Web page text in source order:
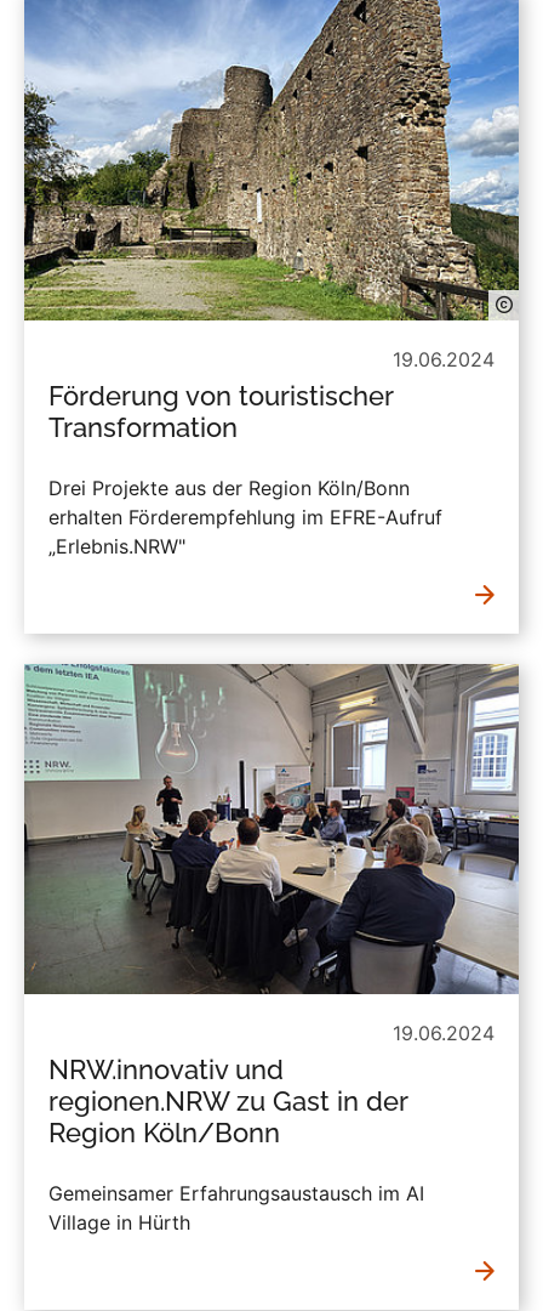
19.06.2024
Förderung von touristischer
Transformation
Drei Projekte aus der Region Köln/Bonn
erhalten Förderempfehlung im EFRE-Aufruf
„Erlebnis.NRW"
19.06.2024
NRW.innovativ und
regionen.NRW zu Gast in der
Region Köln/Bonn
Gemeinsamer Erfahrungsaustausch im AI
Village in Hürth